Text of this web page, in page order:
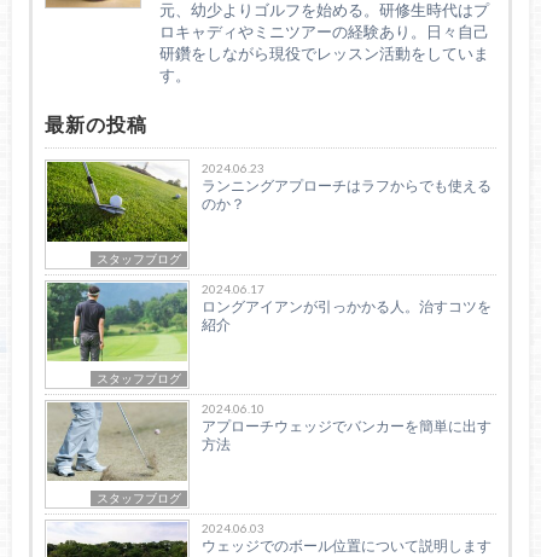
元、幼少よりゴルフを始める。研修生時代はプ
ロキャディやミニツアーの経験あり。日々自己
研鑽をしながら現役でレッスン活動をしていま
す。
最新の投稿
スタッフブログ
2024.06.23
ランニングアプローチはラフからでも使える
のか？
スタッフブログ
2024.06.17
ロングアイアンが引っかかる人。治すコツを
紹介
スタッフブログ
2024.06.10
アプローチウェッジでバンカーを簡単に出す
方法
2024.06.03
ウェッジでのボール位置について説明します